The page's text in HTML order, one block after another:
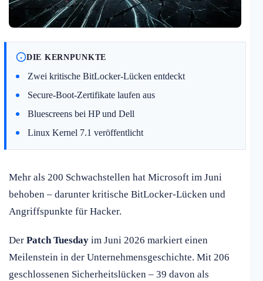
DIE KERNPUNKTE
Zwei kritische BitLocker-Lücken entdeckt
Secure-Boot-Zertifikate laufen aus
Bluescreens bei HP und Dell
Linux Kernel 7.1 veröffentlicht
Mehr als 200 Schwachstellen hat Microsoft im Juni
behoben – darunter kritische BitLocker-Lücken und
Angriffspunkte für Hacker.
Der Patch Tuesday im Juni 2026 markiert einen
Meilenstein in der Unternehmensgeschichte. Mit 206
geschlossenen Sicherheitslücken – 39 davon als